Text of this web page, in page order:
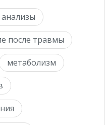
после травмы
метаболизм